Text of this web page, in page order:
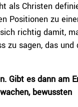
als Christen
Positionen zu
richtig damit,
zu sagen, das und
Gibt es dann am
bewussten